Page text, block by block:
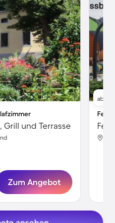
Grill und Terrasse
Zum Angebot
ab